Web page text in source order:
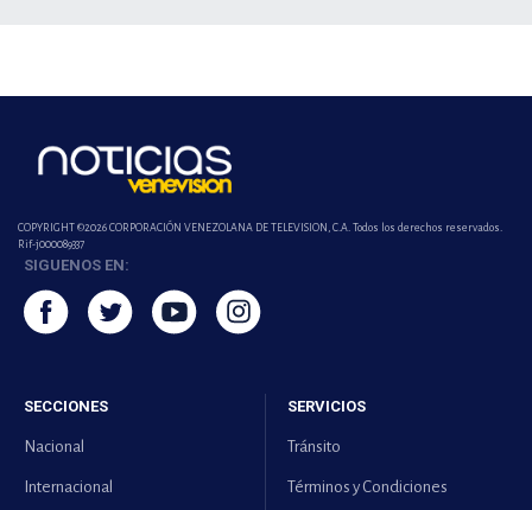
COPYRIGHT ©2026 CORPORACIÓN VENEZOLANA DE TELEVISION, C.A. Todos los derechos reservados.
Rif-j000089337
SIGUENOS EN:
SECCIONES
Nacional
Internacional
SERVICIOS
Tránsito
Términos y Condiciones